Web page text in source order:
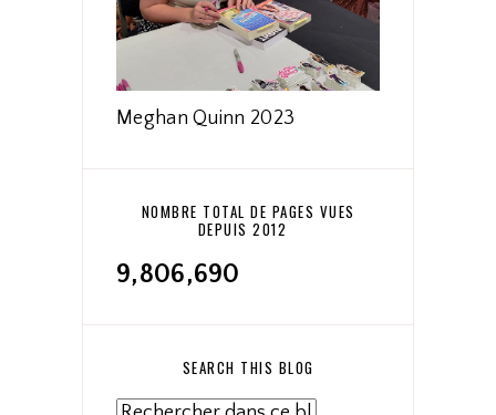
Meghan Quinn 2023
NOMBRE TOTAL DE PAGES VUES
DEPUIS 2012
9,806,690
SEARCH THIS BLOG